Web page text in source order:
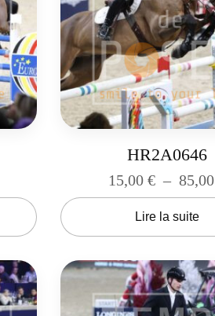
HR2A0646
15,00 € – 85,00
Lire la suite